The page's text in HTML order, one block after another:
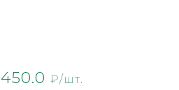
450.0 ₽/шт.